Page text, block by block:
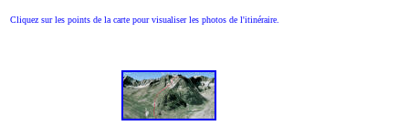
Cliquez sur les points de la carte pour visualiser les photos de l'itinéraire.